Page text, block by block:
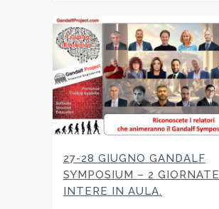
27-28 GIUGNO GANDALF
SYMPOSIUM – 2 GIORNATE
INTERE IN AULA.